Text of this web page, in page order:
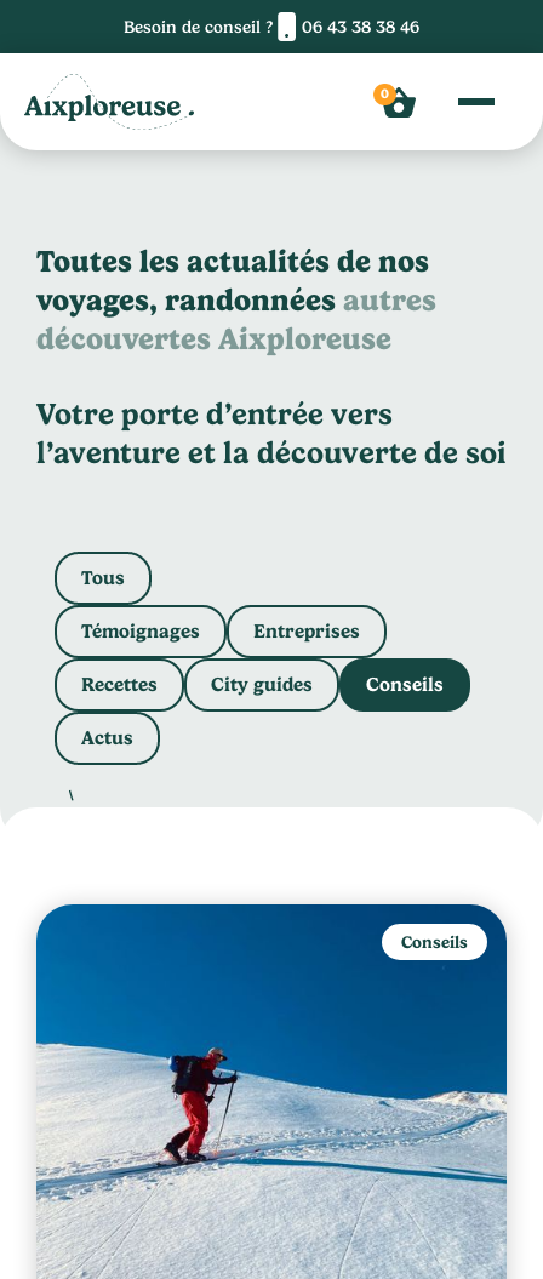
Besoin de conseil ? 06 43 38 38 46
0
Toutes les actualités de nos
voyages, randonnées autres
découvertes Aixploreuse
Votre porte d’entrée vers
l’aventure et la découverte de soi
Tous
Témoignages Entreprises
Recettes City guides Conseils
Actus
Conseils